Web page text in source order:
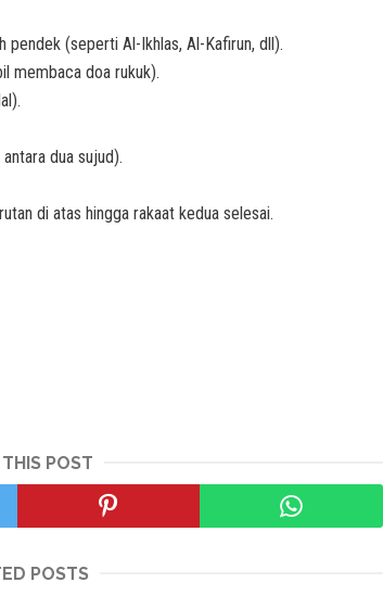
pendek (seperti Al-Ikhlas, Al-Kafirun, dll).
membaca doa rukuk).
dua sujud).
di atas hingga rakaat kedua selesai.
POST
POSTS